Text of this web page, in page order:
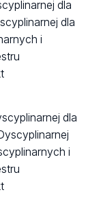
dla
dla
i
dla
i